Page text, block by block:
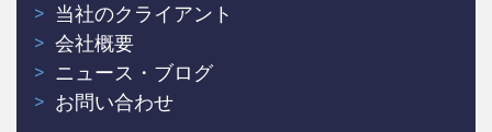
当社のクライアント
会社概要
ニュース・ブログ
お問い合わせ